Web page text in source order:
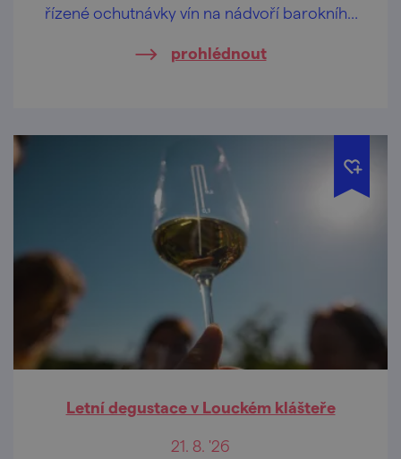
řízené ochutnávky vín na nádvoří barokního
prohlédnout
Letní degustace v Louckém klášteře
21. 8. '26